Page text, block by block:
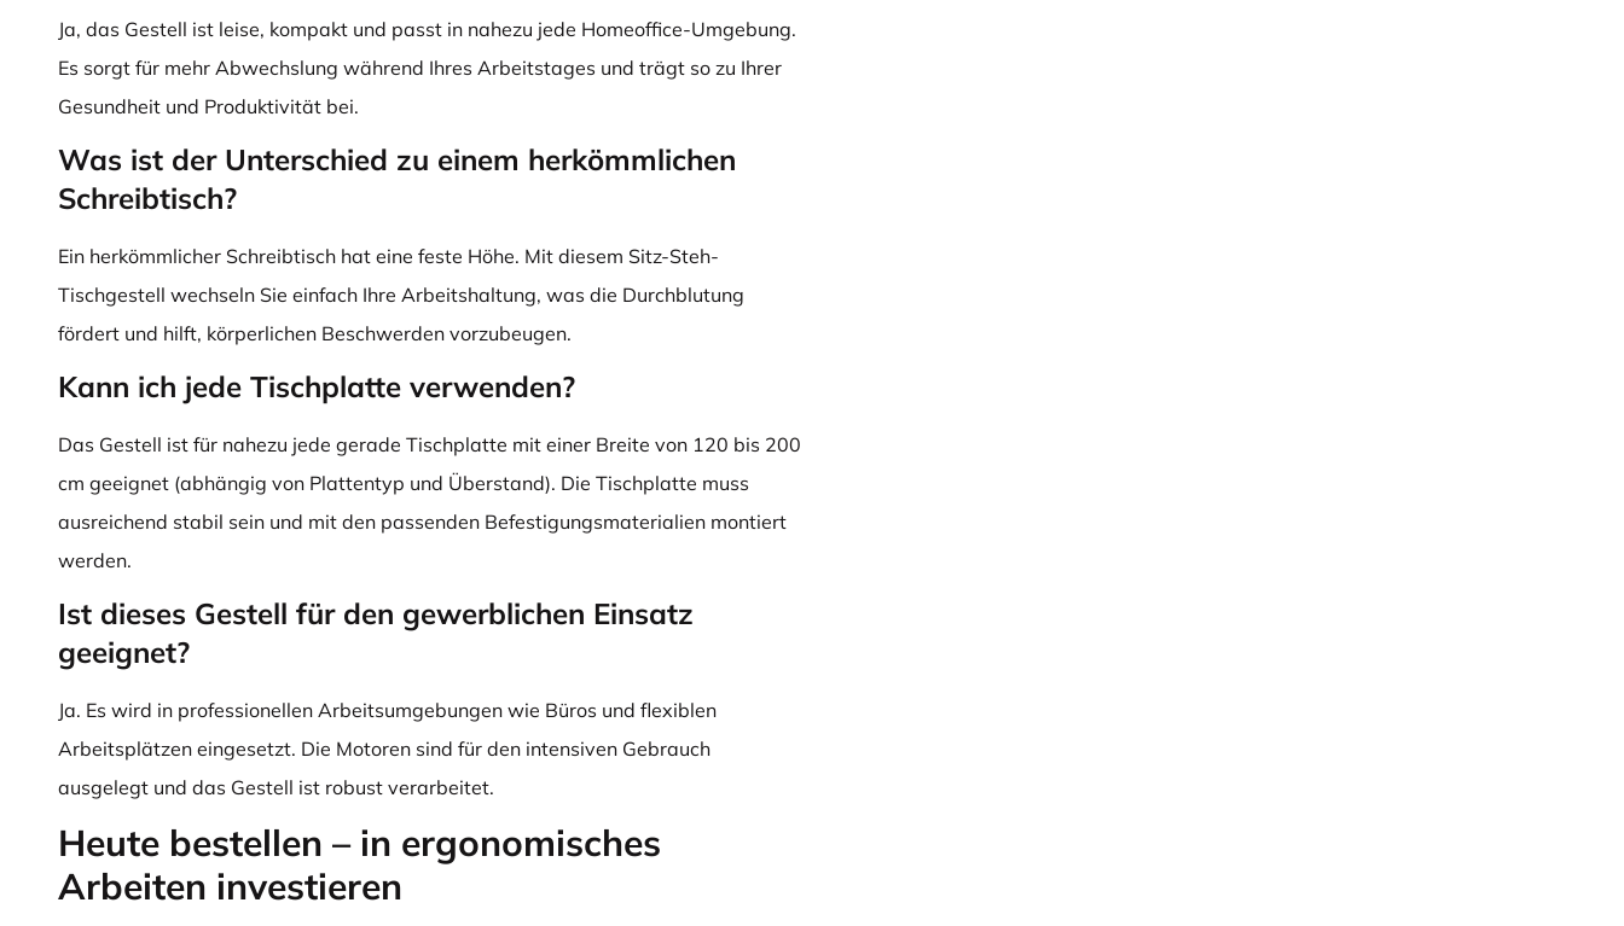
Ja, das Gestell ist leise, kompakt und passt in nahezu jede Homeoffice-Umgebung.
Es sorgt für mehr Abwechslung während Ihres Arbeitstages und trägt so zu Ihrer
Gesundheit und Produktivität bei.
Was ist der Unterschied zu einem herkömmlichen
Schreibtisch?
Ein herkömmlicher Schreibtisch hat eine feste Höhe. Mit diesem Sitz-Steh-
Tischgestell wechseln Sie einfach Ihre Arbeitshaltung, was die Durchblutung
fördert und hilft, körperlichen Beschwerden vorzubeugen.
Kann ich jede Tischplatte verwenden?
Das Gestell ist für nahezu jede gerade Tischplatte mit einer Breite von 120 bis 200
cm geeignet (abhängig von Plattentyp und Überstand). Die Tischplatte muss
ausreichend stabil sein und mit den passenden Befestigungsmaterialien montiert
werden.
Ist dieses Gestell für den gewerblichen Einsatz
geeignet?
Ja. Es wird in professionellen Arbeitsumgebungen wie Büros und flexiblen
Arbeitsplätzen eingesetzt. Die Motoren sind für den intensiven Gebrauch
ausgelegt und das Gestell ist robust verarbeitet.
Heute bestellen – in ergonomisches
Arbeiten investieren